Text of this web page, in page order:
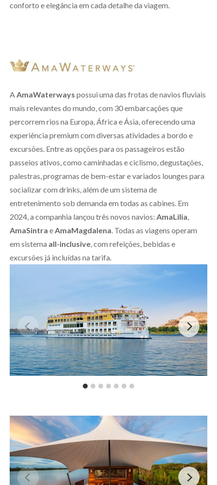
conforto e elegância em cada detalhe da viagem.
AAmaWaterways possui uma das frotas de navios fluviais
mais relevantes do mundo, com 30 embarcações que
percorrem rios na Europa, África e Ásia, oferecendo uma
experiência premium com diversas atividades a bordo e
excursões. Entre as opções para os passageiros estão
passeios ativos, como caminhadas e ciclismo, degustações,
palestras, programas de bem-estar e variados lounges para
socializar com drinks, além de um sistema de
entretenimento sob demanda em todas as cabines. Em
2024, a companhia lançou três novos navios: AmaLilia,
AmaSintra eAmaMagdalena. Todas as viagens operam
em sistema all-inclusive, com refeições, bebidas e
excursões já incluídas na tarifa.